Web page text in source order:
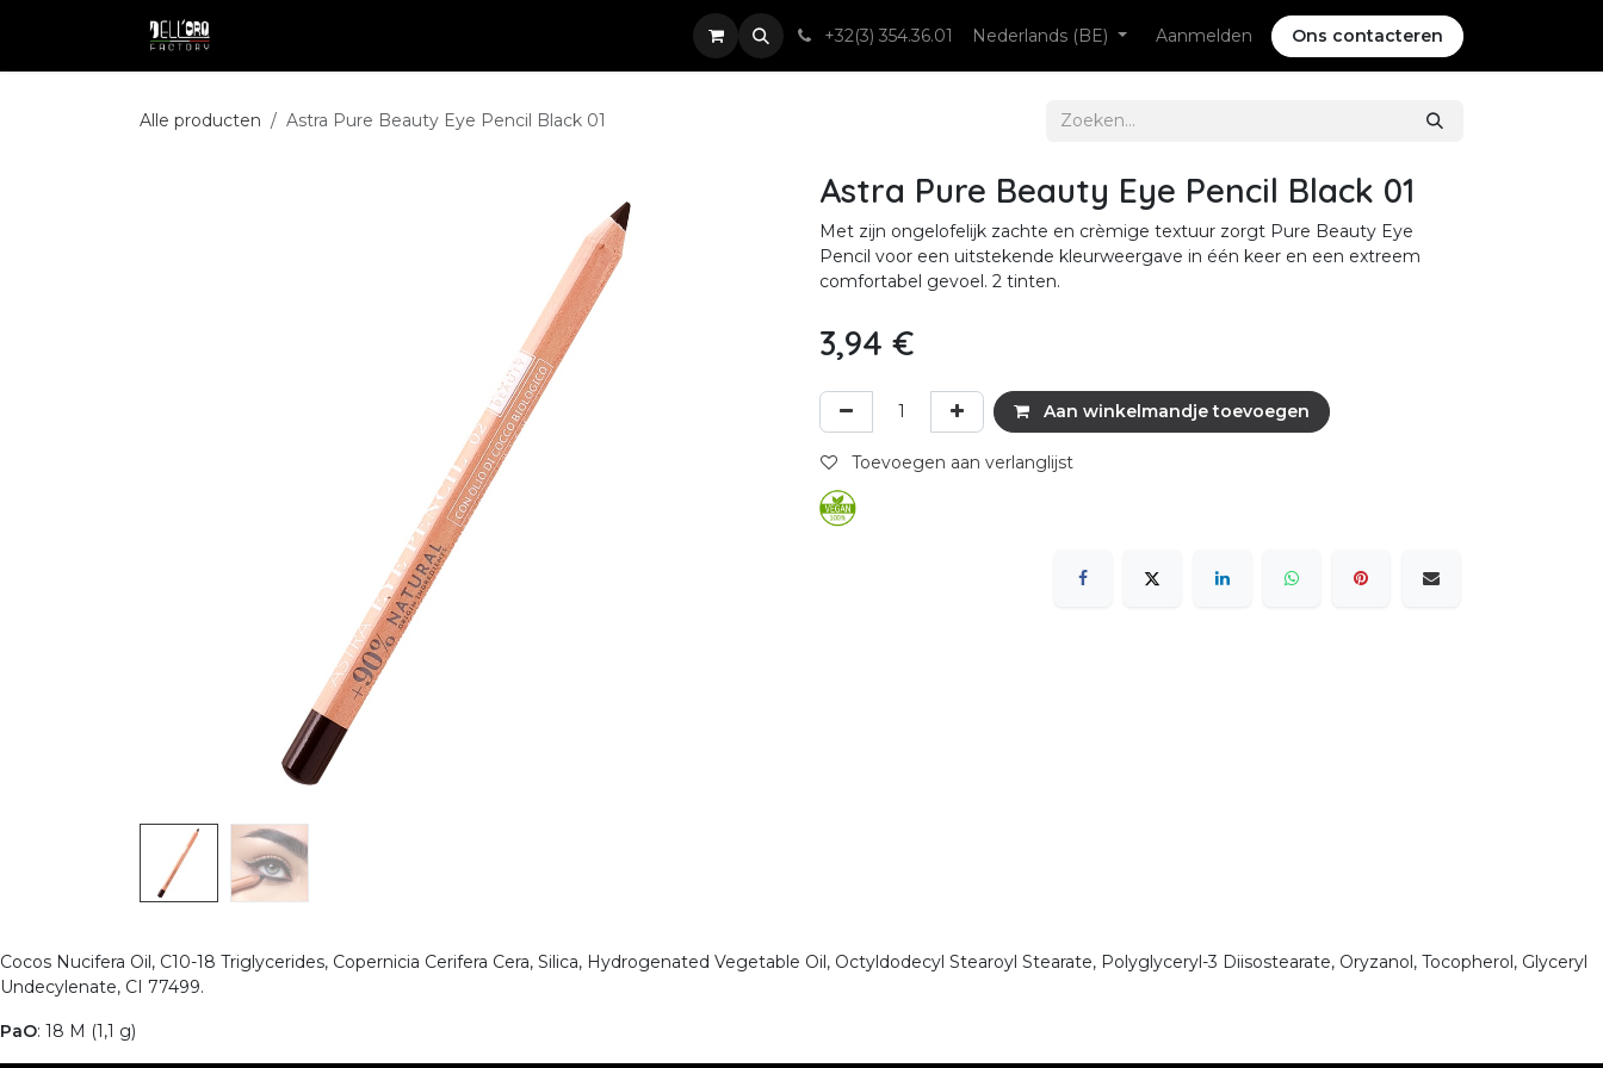
Nieuws & Events Contact+32(3) 354.36.01 Nederlands (BE) Aanmelden Ons contacteren
Alle producten Astra Pure Beauty Eye Pencil Black 01
Astra Pure Beauty Eye Pencil Black 01
Met zijn ongelofelijk zachte en crèmige textuur zorgt Pure Beauty Eye
Pencil voor een uitstekende kleurweergave in één keer en een extreem
comfortabel gevoel. 2 tinten.
3,94 €
Aan winkelmandje toevoegen
Toevoegen aan verlanglijst
Cocos Nucifera Oil, C10-18 Triglycerides, Copernicia Cerifera Cera, Silica, Hydrogenated Vegetable Oil, Octyldodecyl Stearoyl Stearate, Polyglyceryl-3 Diisostearate, Oryzanol, Tocopherol, Glyceryl
Undecylenate, CI 77499.
PaO: 18 M (1,1 g)